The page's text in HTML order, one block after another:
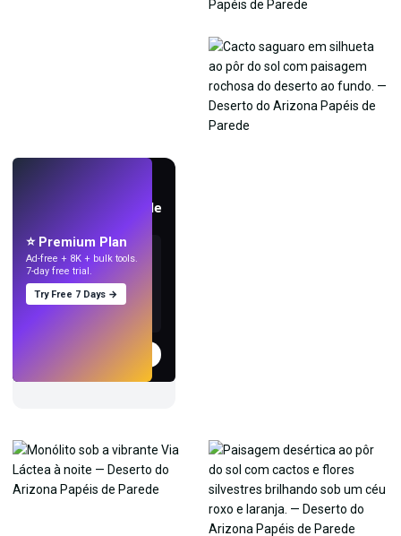
Crie papéis de parede
Experimentar
⭐ Premium Plan
Ad-free + 8K + bulk tools.
7-day free trial.
Try Free 7 Days →